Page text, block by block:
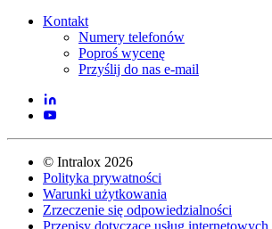
Kontakt
Numery telefonów
Poproś wycenę
Przyślij do nas e-mail
© Intralox 2026
Polityka prywatności
Warunki użytkowania
Zrzeczenie się odpowiedzialności
Przepisy dotyczące usług internetowych